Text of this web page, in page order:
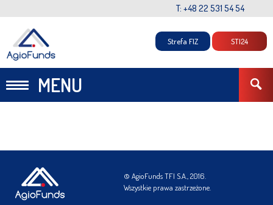
T: +48 22 531 54 54
MENU
Strefa FIZ STI24
© AgioFunds TFI S.A., 2016.
Wszystkie prawa zastrzeżone.